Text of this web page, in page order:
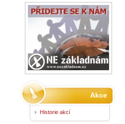
Akce
Historie akcí